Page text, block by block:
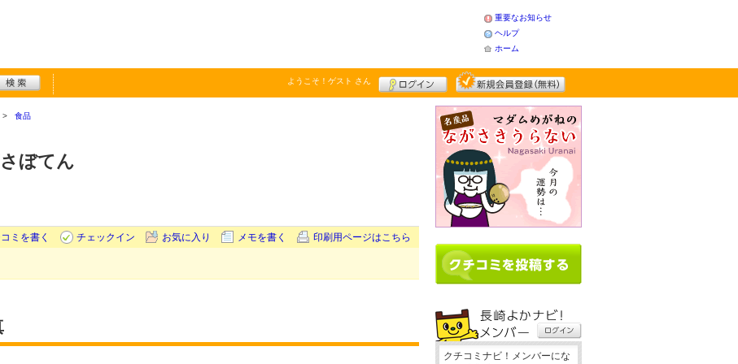
重要なお知らせ
ヘルプ
ホーム
ようこそ！ ゲスト さん
食品
ぼてん
ミを書く
チェックイン お気に入り メモを書く 印刷用ページはこちら
クチコミナビ！メンバーにな